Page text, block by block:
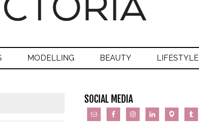
MODELLING BEAUTY LIFESTYLE
SOCIAL MEDIA